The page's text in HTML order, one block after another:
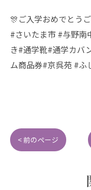
🎊ご入学おめでとう
#さいたま市 #与野南
き#通学靴#通学カバ
ム商品券#京呉苑 #ふ
< 前のページ